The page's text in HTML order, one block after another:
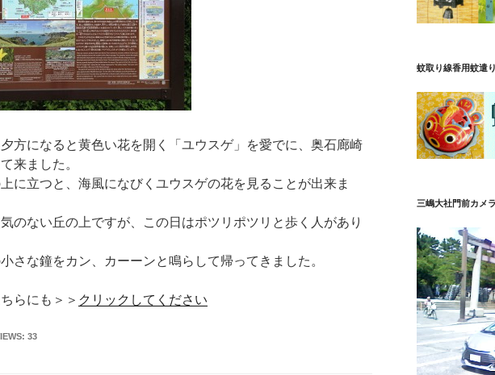
方になると黄色い花を開く「ユウスゲ」を愛でに、奥石廊崎
来ました。
に立つと、海風になびくユウスゲの花を見ることが出来ま
のない丘の上ですが、この日はポツリポツリと歩く人があり
さな鐘をカン、カーーンと鳴らして帰ってきました。
らにも＞＞ クリックしてください
33
蚊取り線香用蚊遣
三嶋大社門前カメ